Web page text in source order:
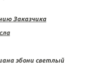
Заказчика
эбони светлый